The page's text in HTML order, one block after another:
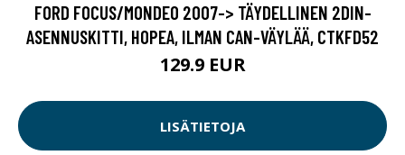
FORD FOCUS/MONDEO 2007-> TÄYDELLINEN 2DIN-
ASENNUSKITTI, HOPEA, ILMAN CAN-VÄYLÄÄ, CTKFD52
129.9 EUR
LISÄTIETOJA